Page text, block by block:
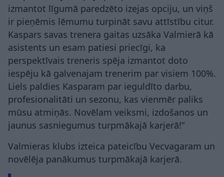
izmantot līgumā paredzēto izejas opciju, un viņš
ir pieņēmis lēmumu turpināt savu attīstību citur.
Kaspars savas trenera gaitas uzsāka Valmierā kā
asistents un esam patiesi priecīgi, ka
perspektīvais treneris spēja izmantot doto
iespēju kā galvenajam trenerim par visiem 100%.
Liels paldies Kasparam par ieguldīto darbu,
profesionalitāti un sezonu, kas vienmēr paliks
mūsu atmiņās. Novēlam veiksmi, izdošanos un
jaunus sasniegumus turpmākajā karjerā!”
Valmieras klubs izteica pateicību Vecvagaram un
novēlēja panākumus turpmākajā karjerā.